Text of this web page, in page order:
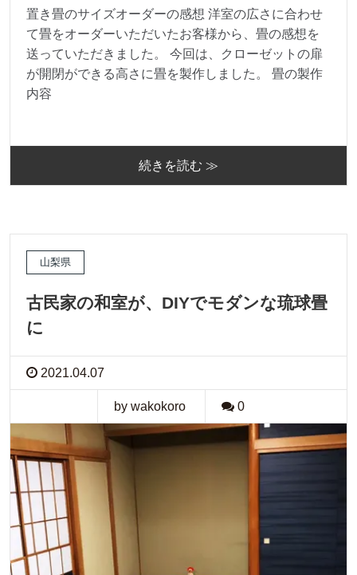
置き畳のサイズオーダーの感想 洋室の広さに合わせ
て畳をオーダーいただいたお客様から、畳の感想を
送っていただきました。 今回は、クローゼットの扉
が開閉ができる高さに畳を製作しました。 畳の製作
内容
続きを読む ≫
山梨県
古民家の和室が、DIYでモダンな琉球畳
に
2021.04.07
by wakokoro 0